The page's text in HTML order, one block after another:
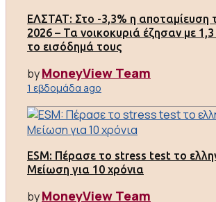
ΕΛΣΤΑΤ: Στο -3,3% η αποταμίευση
2026 – Τα νοικοκυριά έζησαν με
το εισόδημά τους
byMoneyView Team
1 εβδομάδα ago
ESM: Πέρασε το stress test το
Μείωση για 10 χρόνια
byMoneyView Team